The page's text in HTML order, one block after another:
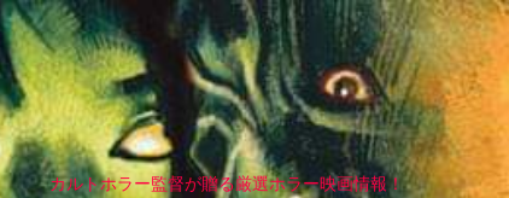
カルトホラー監督が贈る厳選ホラー映画情報！